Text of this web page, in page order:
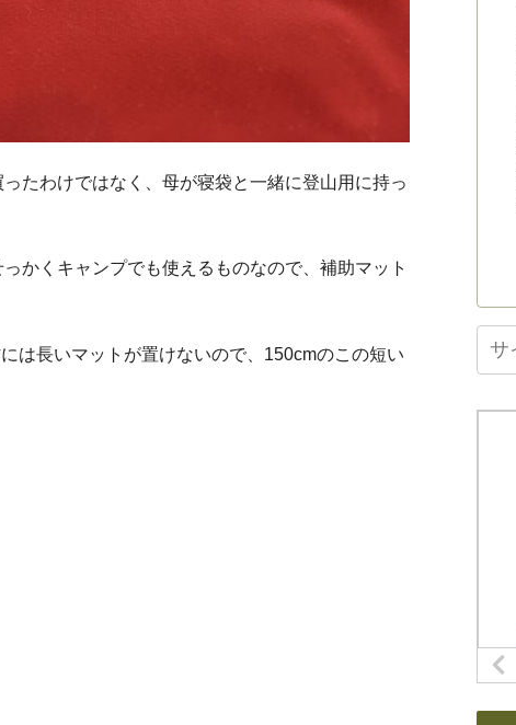
たわけではなく、母が寝袋と一緒に登山用に持っ
かくキャンプでも使えるものなので、補助マット
は長いマットが置けないので、150cmのこの短い